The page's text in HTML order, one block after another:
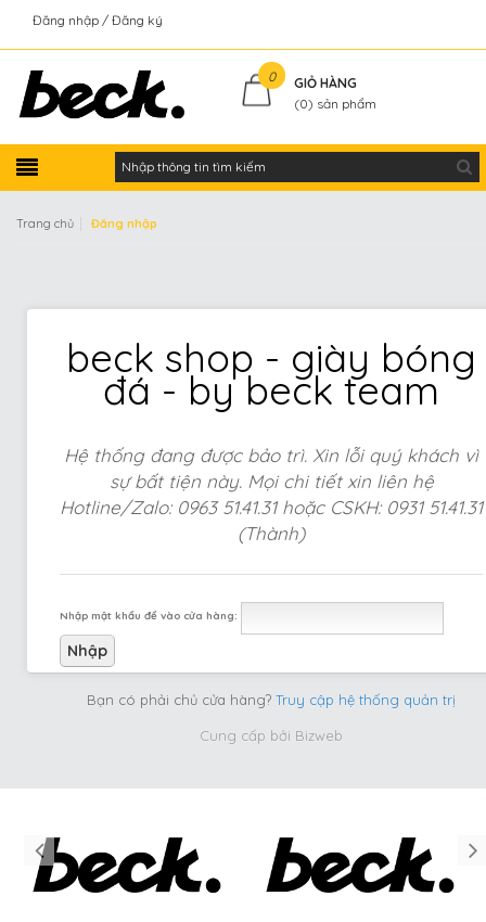
Đăng nhập Đăng ký
0
GIỎ HÀNG
(0) sản phẩm
Trang chủ Đăng nhập
beck shop - giày bóng
đá - by beck team
Hệ thống đang được bảo trì. Xin lỗi quý khách vì
sự bất tiện này. Mọi chi tiết xin liên hệ
Hotline/Zalo: 0963 51.41.31 hoặc CSKH: 0931 51.41.31
(Thành)
Nhập mật khẩu để vào cửa hàng:
Bạn có phải chủ cửa hàng? Truy cập hệ thống quản trị
Cung cấp bởi Bizweb